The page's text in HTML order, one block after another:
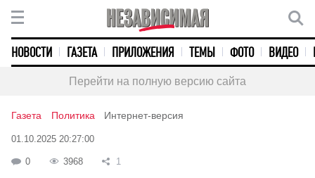
НОВОСТИ ГАЗЕТА ПРИЛОЖЕНИЯ ТЕМЫ ФОТО ВИДЕО
Перейти на полную версию сайта
Газета Политика Интернет-версия
01.10.2025 20:27:00
0 3968 1